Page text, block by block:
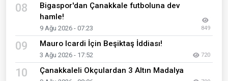
08
Bigaspor'dan Çanakkale futboluna dev
hamle!
9 Ağu 2026 - 07:23 849
09 Mauro Icardi İçin Beşiktaş İddiası!
3 Ağu 2026 - 17:52 720
10 Çanakkaleli Okçulardan 3 Altın Madalya